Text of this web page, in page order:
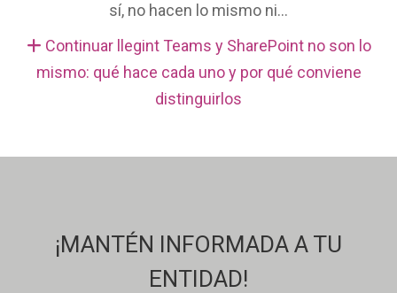
sí, no hacen lo mismo ni...
Continuar llegint Teams y SharePoint no son lo
mismo: qué hace cada uno y por qué conviene
distinguirlos
¡MANTÉN INFORMADA A TU
ENTIDAD!